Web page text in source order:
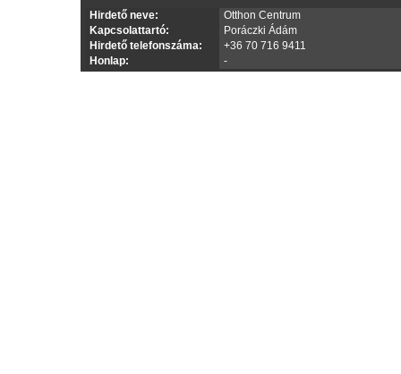
Hirdető neve:
Otthon Centrum
Kapcsolattartó:
Poráczki Ádám
Hirdető telefonszáma:
+36 70 716 9411
Honlap:
-